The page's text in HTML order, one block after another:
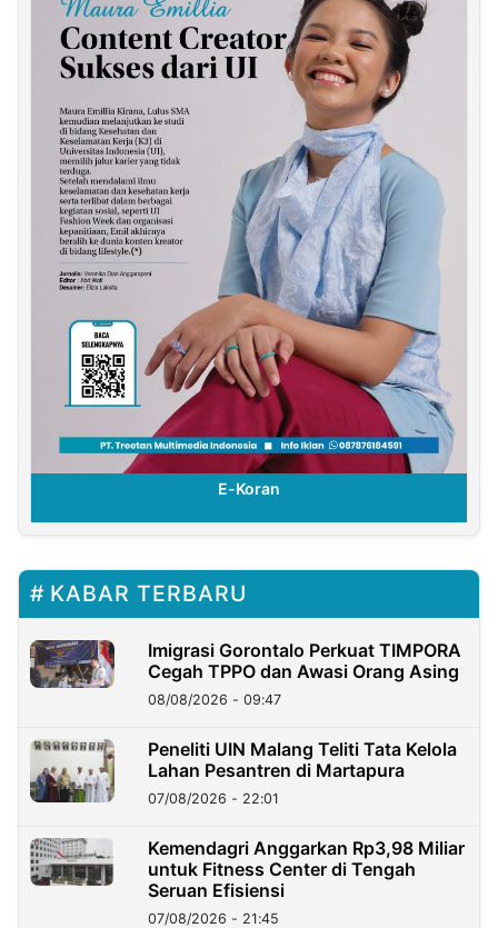
E-Koran
KABAR TERBARU
Imigrasi Gorontalo Perkuat TIMPORA
Cegah TPPO dan Awasi Orang Asing
08/08/2026 - 09:47
Peneliti UIN Malang Teliti Tata Kelola
Lahan Pesantren di Martapura
07/08/2026 - 22:01
Kemendagri Anggarkan Rp3,98 Miliar
untuk Fitness Center di Tengah
Seruan Efisiensi
07/08/2026 - 21:45